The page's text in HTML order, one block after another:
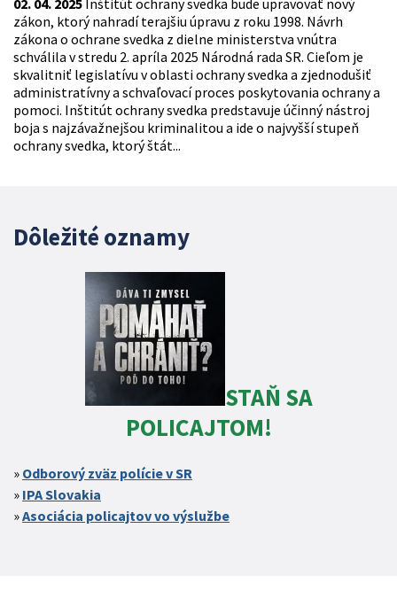
02. 04. 2025 Inštitút ochrany svedka bude upravovať nový
zákon, ktorý nahradí terajšiu úpravu z roku 1998. Návrh
zákona o ochrane svedka z dielne ministerstva vnútra
schválila v stredu 2. apríla 2025 Národná rada SR. Cieľom je
skvalitniť legislatívu v oblasti ochrany svedka a zjednodušiť
administratívny a schvaľovací proces poskytovania ochrany a
pomoci. Inštitút ochrany svedka predstavuje účinný nástroj
boja s najzávažnejšou kriminalitou a ide o najvyšší stupeň
ochrany svedka, ktorý štát...
Dôležité oznamy
STAŇ SA
POLICAJTOM!
Odborový zväz polície v SR
IPA Slovakia
Asociácia policajtov vo výslužbe